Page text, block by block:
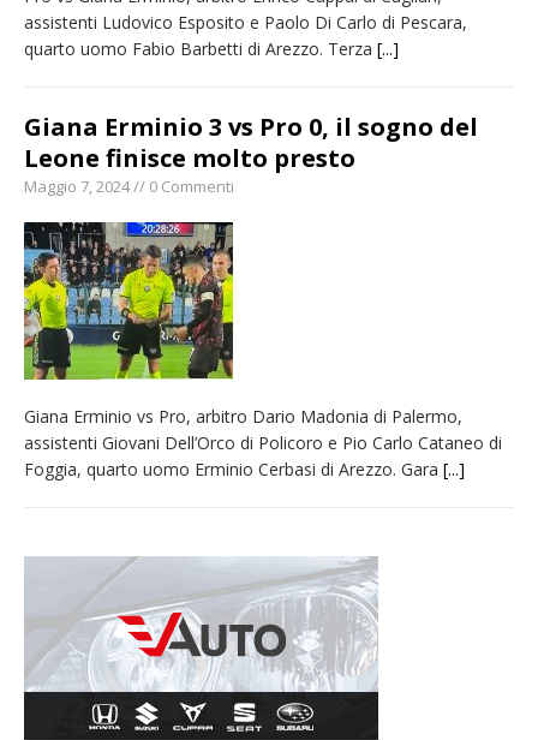
assistenti Ludovico Esposito e Paolo Di Carlo di Pescara,
quarto uomo Fabio Barbetti di Arezzo. Terza [...]
Giana Erminio 3 vs Pro 0, il sogno del
Leone finisce molto presto
Maggio 7, 2024 // 0 Commenti
Giana Erminio vs Pro, arbitro Dario Madonia di Palermo,
assistenti Giovani Dell’Orco di Policoro e Pio Carlo Cataneo di
Foggia, quarto uomo Erminio Cerbasi di Arezzo. Gara [...]